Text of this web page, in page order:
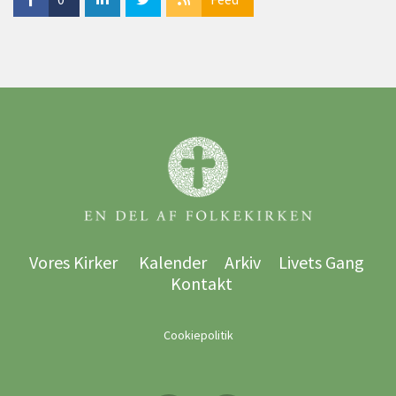
Vores Kirker Kalender Arkiv Livets Gang
Kontakt
Cookiepolitik